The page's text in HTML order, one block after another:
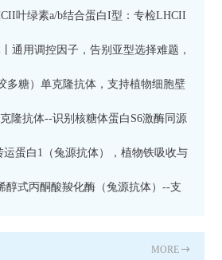
叶绿素a/b结合蛋白I型：专检LHCII
白通用调控因子，告别亚型选择难题，
枢纽蛋白
多糖）单克隆抗体，支持植物细胞壁
析隆抗体--识别核糖体蛋白S6激酶同源
运蛋白1（兔源抗体），植物铁吸收与
键工具
醇式丙酮酸羧化酶（兔源抗体）--支
MORE